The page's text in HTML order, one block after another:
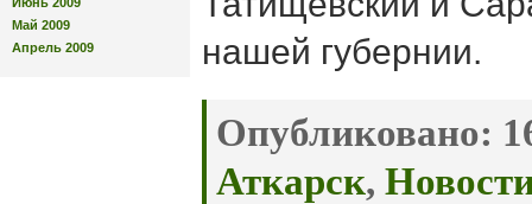
Май 2009
Апрель 2009
нашей губернии.
Опубликовано:
Аткарск,